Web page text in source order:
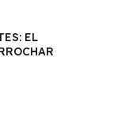
EL